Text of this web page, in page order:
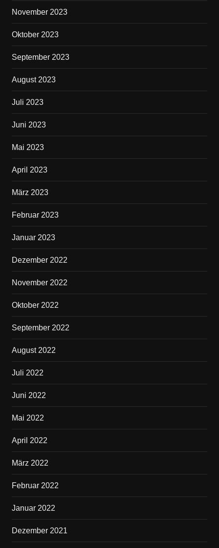
November 2023
Oktober 2023
September 2023
August 2023
Juli 2023
Juni 2023
Mai 2023
April 2023
März 2023
Februar 2023
Januar 2023
Dezember 2022
November 2022
Oktober 2022
September 2022
August 2022
Juli 2022
Juni 2022
Mai 2022
April 2022
März 2022
Februar 2022
Januar 2022
Dezember 2021